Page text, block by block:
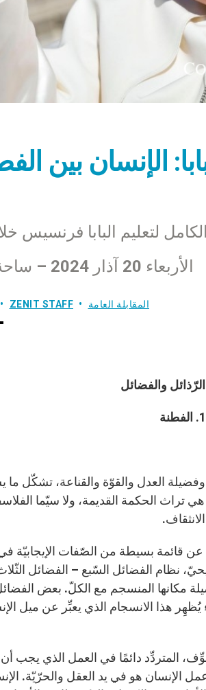
الإنسان بين
لتعليم البابا فرنسيس
الأربعاء 20 آذار 2024 – ساحة القدّيس بطرس
ZENIT STAFF المقابلة العامة
والفضائل
العدل والقوّة والقناعة، تشكّل ما
الحكمة القديمة، ولا سيّما
قائمة بسيطة من الصّفات الإيجابيّة
نظام الفضائل السّبع – الفضائل الثّلاث
مكانها المنسجم مع الكلّ. بعض
هذا الانسجام الذي يعبِّر عن ميل
المتردِّد دائمًا في العمل الذي يجب أن
الإنسان هو في يد العقل والحرّيّة.